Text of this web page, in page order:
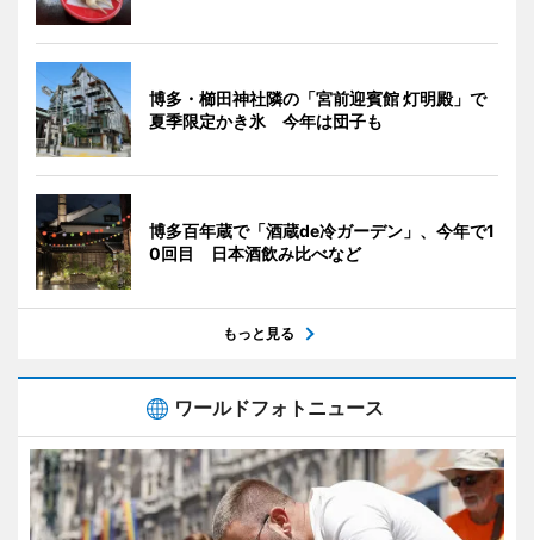
博多・櫛田神社隣の「宮前迎賓館 灯明殿」で
夏季限定かき氷 今年は団子も
博多百年蔵で「酒蔵de冷ガーデン」、今年で1
0回目 日本酒飲み比べなど
もっと見る
ワールドフォトニュース